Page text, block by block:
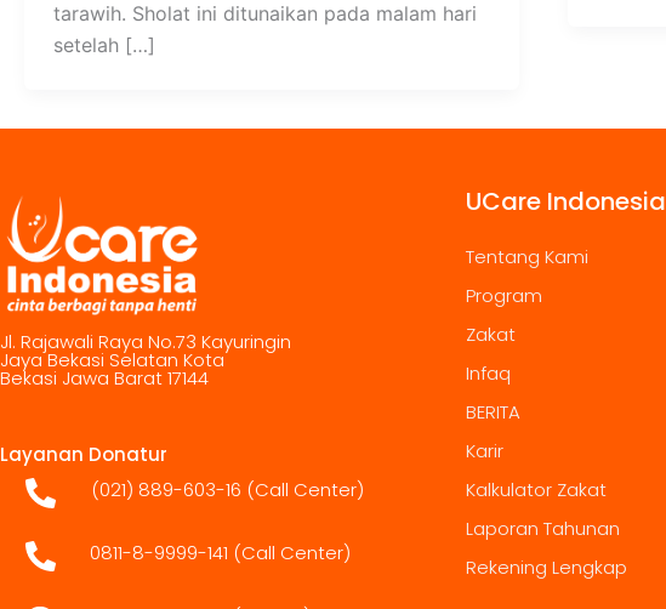
tarawih. Sholat ini ditunaikan pada malam hari
setelah […]
Jl. Rajawali Raya No.73 Kayuringin
Jaya Bekasi Selatan Kota
Bekasi Jawa Barat 17144
Layanan Donatur
(021) 889-603-16 (Call Center)
0811-8-9999-141 (Call Center)
UCare Indonesia
Tentang Kami
Program
Zakat
Infaq
BERITA
Karir
Kalkulator Zakat
Laporan Tahunan
Rekening Lengkap